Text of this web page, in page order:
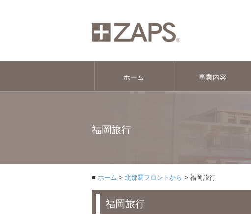
ホーム 事業内容
福岡旅行
ホーム 北那覇フロントから 福岡旅行
福岡旅行